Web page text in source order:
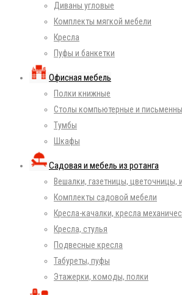
Диваны угловые
Комплекты мягкой мебели
Кресла
Пуфы и банкетки
Офисная мебель
Полки книжные
Столы компьютерные и
Тумбы
Шкафы
Садовая и мебель из ротанга
Вешалки, газетницы, цветочницы,
Комплекты садовой мебели
Кресла-качалки, кресла
Кресла, стулья
Подвесные кресла
Табуреты, пуфы
Этажерки, комоды, полки